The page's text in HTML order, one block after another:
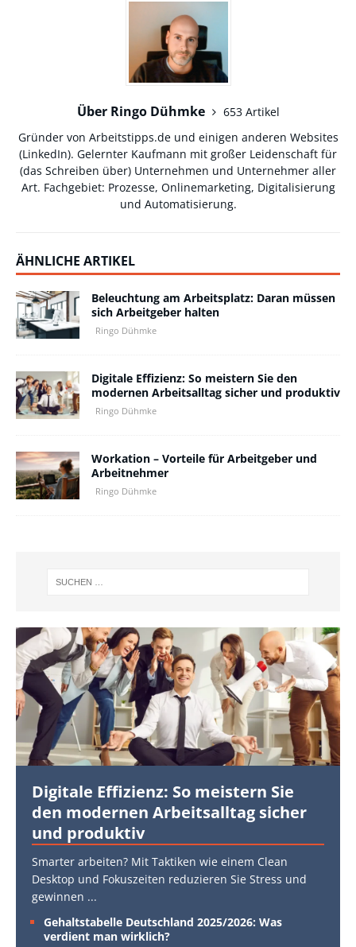
Über Ringo Dühmke
653 Artikel
Gründer von Arbeitstipps.de und einigen anderen Websites
(LinkedIn). Gelernter Kaufmann mit großer Leidenschaft für
(das Schreiben über) Unternehmen und Unternehmer aller
Art. Fachgebiet: Prozesse, Onlinemarketing, Digitalisierung
und Automatisierung.
ÄHNLICHE ARTIKEL
Beleuchtung am Arbeitsplatz: Daran müssen
sich Arbeitgeber halten
Ringo Dühmke
Digitale Effizienz: So meistern Sie den
modernen Arbeitsalltag sicher und produktiv
Ringo Dühmke
Workation – Vorteile für Arbeitgeber und
Arbeitnehmer
Ringo Dühmke
Digitale Effizienz: So meistern Sie
den modernen Arbeitsalltag sicher
und produktiv
Smarter arbeiten? Mit Taktiken wie einem Clean
Desktop und Fokuszeiten reduzieren Sie Stress und
gewinnen ...
Gehaltstabelle Deutschland 2025/2026: Was
verdient man wirklich?